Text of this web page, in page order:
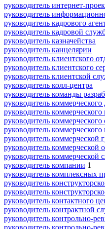
руководитель интернет-
руководитель
руководитель кадрового
руководитель кадровой
руководитель казначейства
руководитель канцелярии
руководитель клиентского
руководитель клиентского
руководитель клиентской
руководитель колл-центра
руководитель команды
руководитель коммерческого
руководитель
руководитель коммерческого
руководитель коммерческого
руководитель коммерческой
руководитель коммерческой
руководитель коммерческой
руководитель компании 1
руководитель комплексных
руководитель
руководитель
руководитель контактного
руководитель контрактной
руководитель контрольно-
руководитель контрольно-